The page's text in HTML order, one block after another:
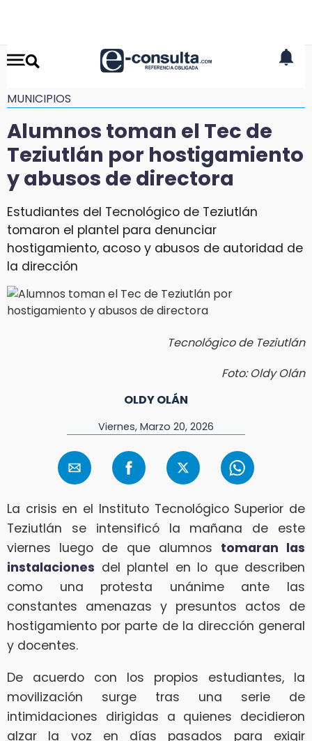
MUNICIPIOS
Alumnos toman el Tec de
Teziutlán por hostigamiento
y abusos de directora
Estudiantes del Tecnológico de Teziutlán
tomaron el plantel para denunciar
hostigamiento, acoso y abusos de autoridad de
la dirección
Tecnológico de Teziutlán
Foto: Oldy Olán
OLDY OLÁN
Viernes, Marzo 20, 2026
La crisis en el Instituto Tecnológico Superior de
Teziutlán se intensificó la mañana de este
viernes luego de que alumnos tomaran las
instalaciones del plantel en lo que describen
como una protesta unánime ante las
constantes amenazas y presuntos actos de
hostigamiento por parte de la dirección general
y docentes.
De acuerdo con los propios estudiantes, la
movilización surge tras una serie de
intimidaciones dirigidas a quienes decidieron
alzar la voz en días pasados para exigir